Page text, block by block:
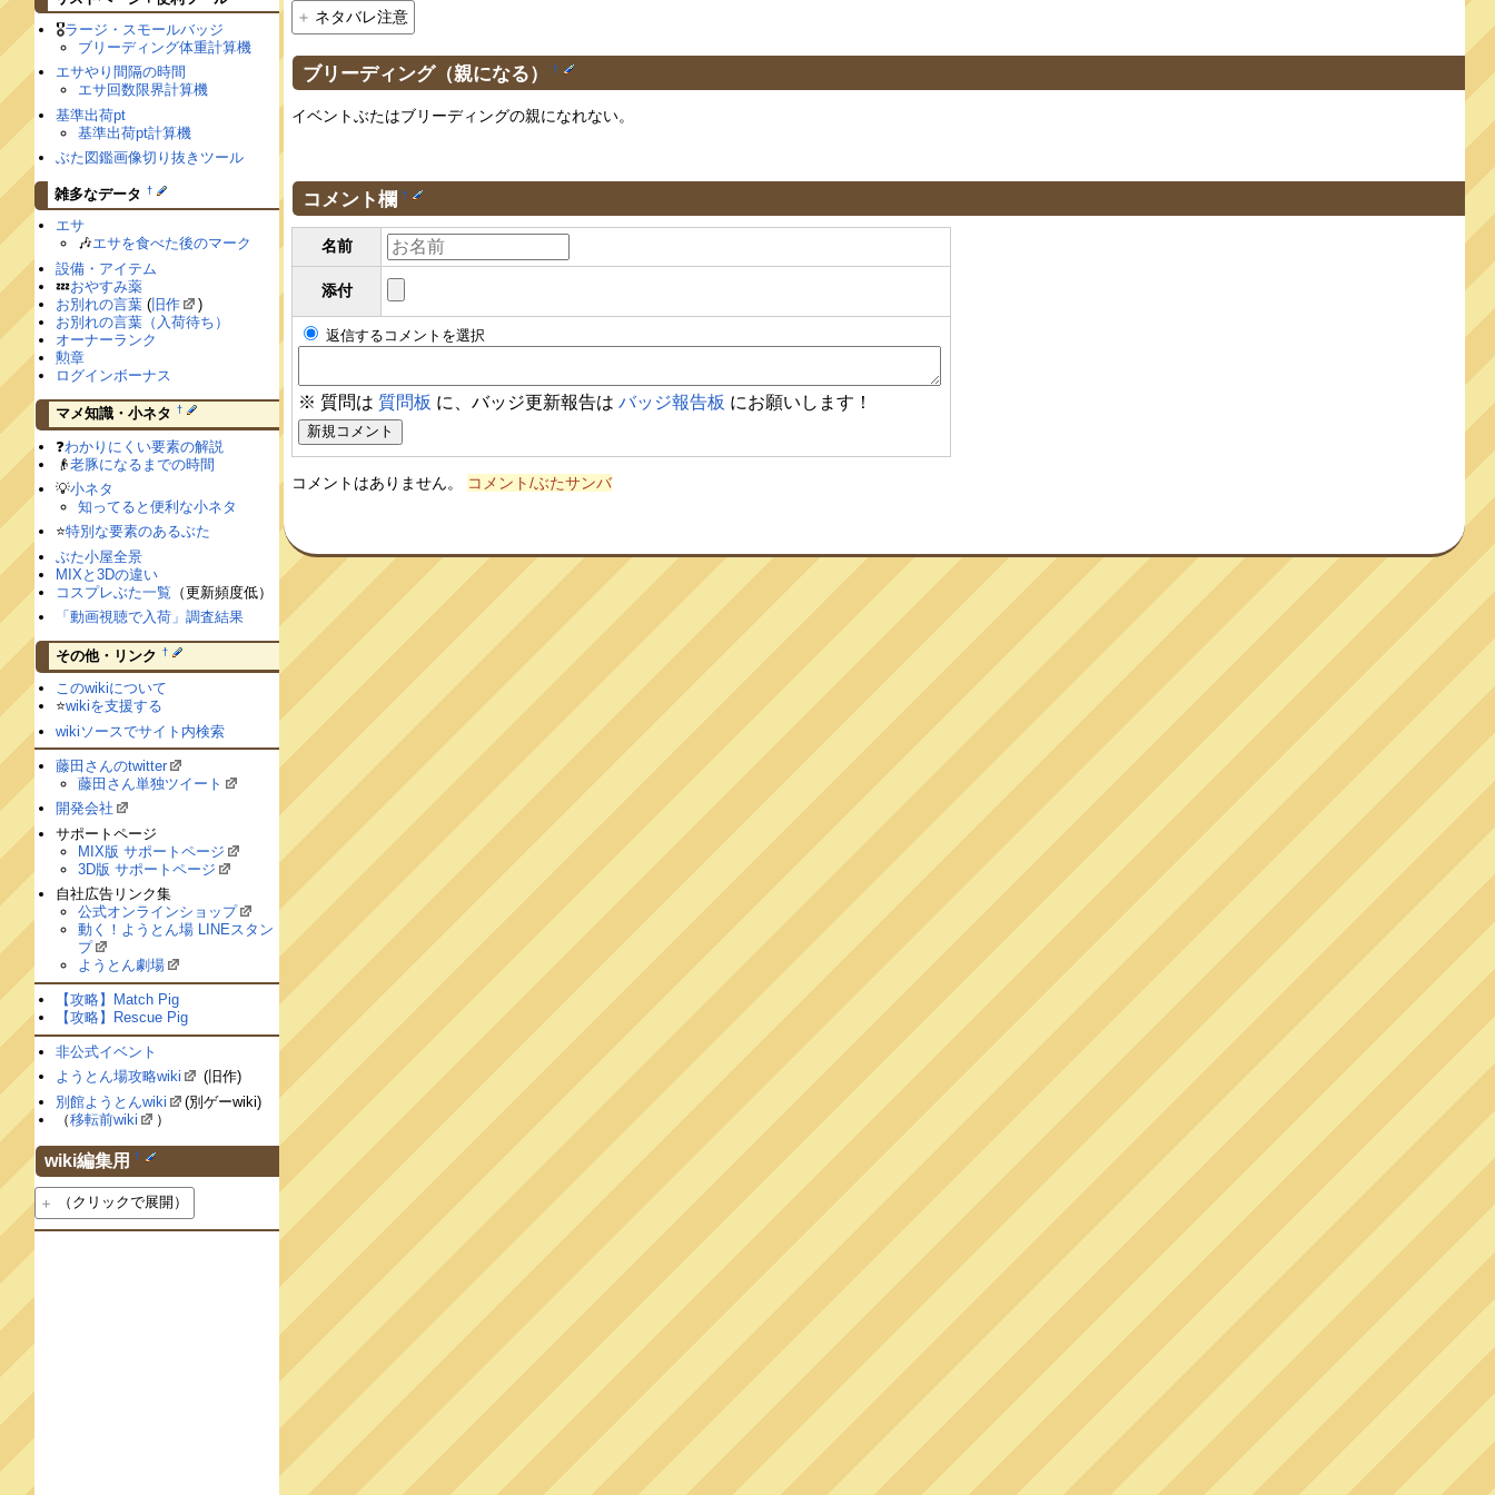
ネタバレ注意
ブリーディング（親になる） †
イベントぶたはブリーディングの親になれない。
コメント欄 †
名前
添付
返信するコメントを選択
※ 質問は 質問板 に、バッジ更新報告はバッジ報告板 にお願いします！
コメントはありません。 コメント/ぶたサンバ
🎖ラージ・スモールバッジ
ブリーディング体重計算機
エサやり間隔の時間
エサ回数限界計算機
基準出荷pt
基準出荷pt計算機
ぶた図鑑画像切り抜きツール
雑多なデータ †
エサ
🎶エサを食べた後のマーク
設備・アイテム
💤おやすみ薬
お別れの言葉 (旧作
)
お別れの言葉（入荷待ち）
オーナーランク
勲章
ログインボーナス
マメ知識・小ネタ †
❓わかりにくい要素の解説
👴老豚になるまでの時間
💡小ネタ
知ってると便利な小ネタ
⭐️特別な要素のあるぶた
ぶた小屋全景
MIXと3Dの違い
コスプレぶた一覧 （更新頻度低）
「動画視聴で入荷」調査結果
その他・リンク †
このwikiについて
⭐️wikiを支援する
wikiソースでサイト内検索
藤田さんのtwitter
藤田さん単独ツイート
開発会社
サポートページ
MIX版 サポートページ
3D版 サポートページ
自社広告リンク集
公式オンラインショップ
動く！ようとん場 LINEスタン
プ
ようとん劇場
【攻略】Match Pig
【攻略】Rescue Pig
非公式イベント
ようとん場攻略wiki
(旧作)
別館ようとんwiki
(別ゲーwiki)
（移転前wiki ）
wiki編集用 †
（クリックで展開）